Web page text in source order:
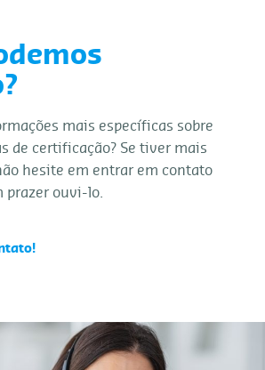
mais específicas sobre
de certificação? Se tiver mais
hesite em entrar em contato
prazer ouvi-lo.